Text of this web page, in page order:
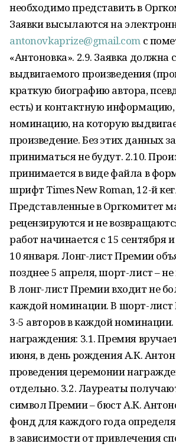
необходимо представить в
Заявки высылаются на
antonovkaprize@gmail.comс
«Антоновка». 2.9. Заявка должна
выдвигаемого произведения
краткую биографию автора,
есть) и контактную
номинацию, на которую
произведение. Без этих данных
приниматься не будут. 2.10.
принимается в виде файла в
шрифт Times New Roman, 12-й
Представленные в Оргкомитет
рецензируются и не
работ начинается с 15 сентября
10 января. Лонг-лист Премии
позднее 5 апреля, шорт-лист –
В лонг-лист Премии входит не
каждой номинации. В шорт-лист
3-5 авторов в каждой
награждения: 3.1. Премия
июня, в день рождения А.К.
проведения церемонии
отдельно. 3.2. Лауреаты
символ Премии – бюст А.К.
фонд для каждого года
в зависимости от привлечения